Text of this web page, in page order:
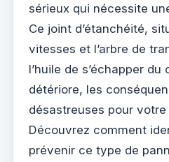
sérieux qui nécessite
Ce joint d’étanchéité,
vitesses et l’arbre de
l’huile de s’échapper du
détériore, les
désastreuses pour
Découvrez comment
prévenir ce type de